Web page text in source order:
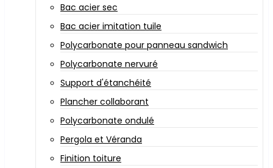
Bac acier sec
Bac acier imitation tuile
Polycarbonate pour panneau sandwich
Polycarbonate nervuré
Support d'étanchéité
Plancher collaborant
Polycarbonate ondulé
Pergola et Véranda
Finition toiture